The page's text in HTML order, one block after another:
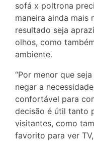
sofá x poltrona
maneira ainda mais
resultado seja
olhos, como
ambiente.
“Por menor que
negar a
confortável para
decisão é útil tanto
visitantes, como
favorito para ver